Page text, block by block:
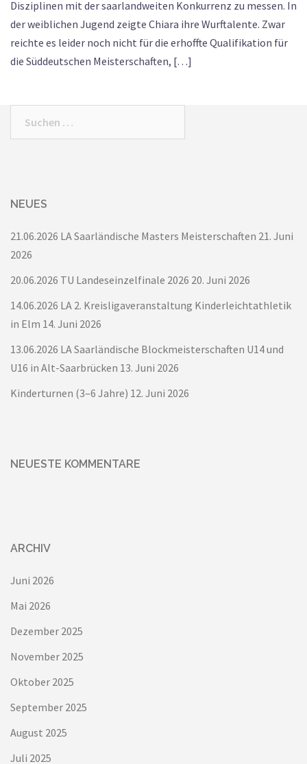
Disziplinen mit der saarlandweiten Konkurrenz zu messen. In
der weiblichen Jugend zeigte Chiara ihre Wurftalente. Zwar
reichte es leider noch nicht für die erhoffte Qualifikation für
die Süddeutschen Meisterschaften, […]
NEUES
21.06.2026 LA Saarländische Masters Meisterschaften 21. Juni
2026
20.06.2026 TU Landeseinzelfinale 2026 20. Juni 2026
14.06.2026 LA 2. Kreisligaveranstaltung Kinderleichtathletik
in Elm 14. Juni 2026
13.06.2026 LA Saarländische Blockmeisterschaften U14 und
U16 in Alt-Saarbrücken 13. Juni 2026
Kinderturnen (3–6 Jahre) 12. Juni 2026
NEUESTE KOMMENTARE
ARCHIV
Juni 2026
Mai 2026
Dezember 2025
November 2025
Oktober 2025
September 2025
August 2025
Juli 2025